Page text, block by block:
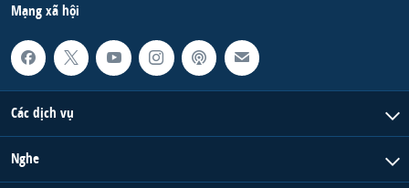
Mạng xã hội
Các dịch vụ
Nghe